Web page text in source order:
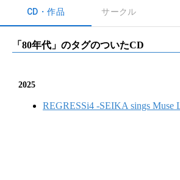
CD・作品 サークル
「 80年代 」のタグのついたCD
2025
REGRESSi4 -SEIKA sings Muse